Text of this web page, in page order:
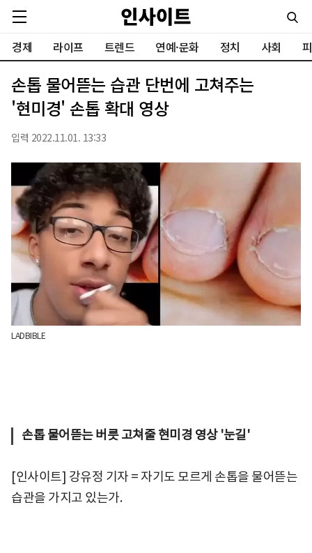
경제 라이프 트렌드 연예·문화 정치 사회
손톱 물어뜯는 습관 단번에 고쳐주는
'현미경' 손톱 확대 영상
입력 2022.11.01. 13:33
LADBIBLE
손톱 물어뜯는 버릇 고쳐줄 현미경 영상 '눈길'
[인사이트] 강유정 기자 = 자기도 모르게 손톱을 물어뜯는
습관을 가지고 있는가.